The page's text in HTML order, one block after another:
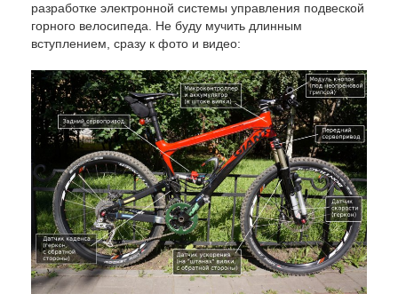
разработке электронной системы управления подвеской
горного велосипеда. Не буду мучить длинным
вступлением, сразу к фото и видео: